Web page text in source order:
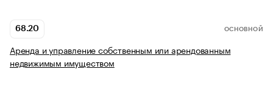
68.20 ОСНОВНОЙ
Аренда и управление собственным или арендованным
недвижимым имуществом